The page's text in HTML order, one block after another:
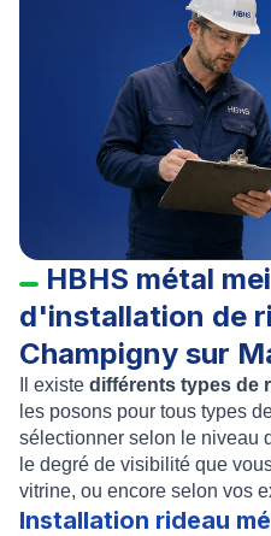
HBHS métal
d'installation de
Champigny sur
Il existe différents types de
les posons pour tous types
sélectionner selon le niveau
le degré de visibilité que
vitrine, ou encore selon vos
Installation rideau